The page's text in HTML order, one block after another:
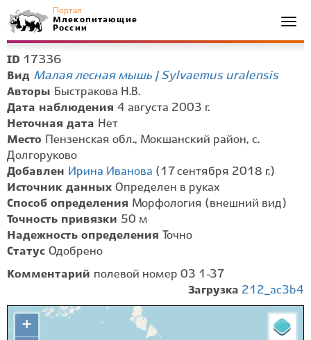
Портал
Млекопитающие
России
ID 17336
Вид Малая лесная мышь | Sylvaemus uralensis
Авторы Быстракова Н.В.
Дата наблюдения 4 августа 2003 г.
Неточная дата Нет
Место
Пензенская обл., Мокшанский район, с.
Долгоруково
Добавлен Ирина Иванова (17 сентября 2018 г.)
Источник данных Определен в руках
Способ определения Морфология (внешний вид)
Точность привязки 50 м
Надежность определения
Точно
Статус Одобрено
Комментарий полевой номер 03 1-37
Загрузка 212_ac3b4
+